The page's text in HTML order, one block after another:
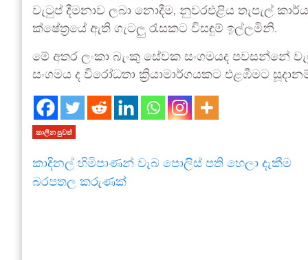
වැටුප් දීමනාව ලබා නොදීම, නුවරඑළිය තැපැල්
ක්ෂේත්‍රයේ ඇති ගැටලු රැසකට විසඳුම් ඉල්ලමිනි.
මේ අතර ලංකා බැංකු සේවක සංගමයද
සංගමය ද විරෝධතා ක්‍රියාමාර්ගයකට එළඹීමට
කාලීන පුවත්
කාදිනල් හිමිපාණන් වැබ පොලිස් පති හෙලා දැකීම
බරපතල කරුණක්